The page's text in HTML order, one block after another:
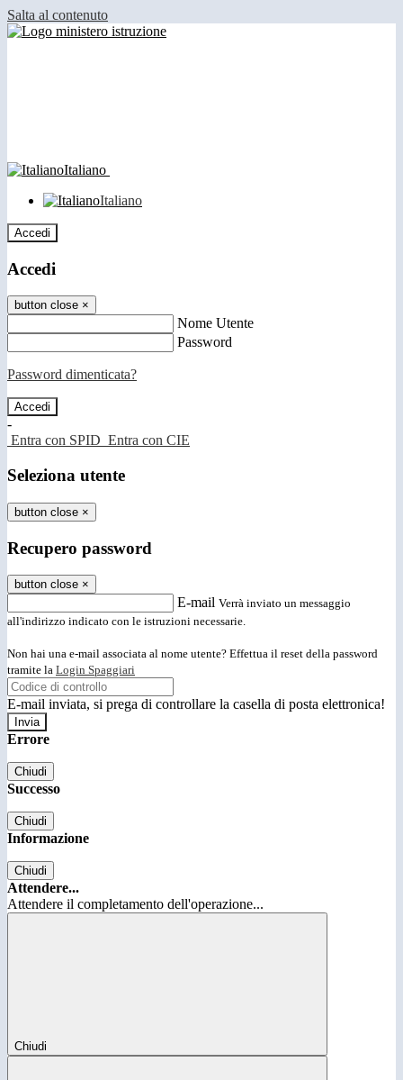
Salta al contenuto
Italiano
Italiano
Accedi
Accedi
button close ×
Nome Utente
Password
Password dimenticata?
-
Entra con SPID Entra con CIE
Seleziona utente
button close ×
Recupero password
button close ×
E-mail Verrà inviato un messaggio
all'indirizzo indicato con le istruzioni necessarie.
Non hai una e-mail associata al nome utente? Effettua il reset della password
tramite la Login Spaggiari
E-mail inviata, si prega di controllare la casella di posta elettronica!
Errore
Chiudi
Successo
Chiudi
Informazione
Chiudi
Attendere...
Attendere il completamento dell'operazione...
Chiudi